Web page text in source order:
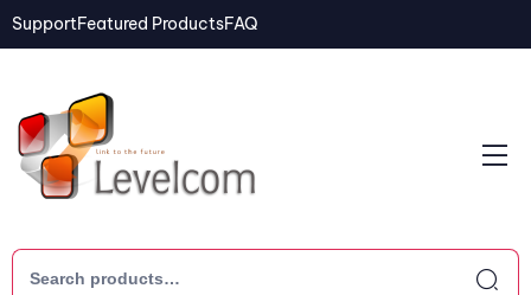
SupportFeatured ProductsFAQ